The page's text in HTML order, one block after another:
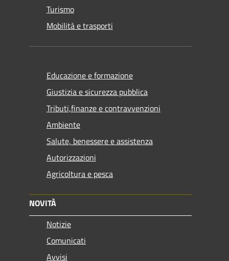
Turismo
Mobilità e trasporti
Educazione e formazione
Giustizia e sicurezza pubblica
Tributi,finanze e contravvenzioni
Ambiente
Salute, benessere e assistenza
Autorizzazioni
Agricoltura e pesca
NOVITÀ
Notizie
Comunicati
Avvisi